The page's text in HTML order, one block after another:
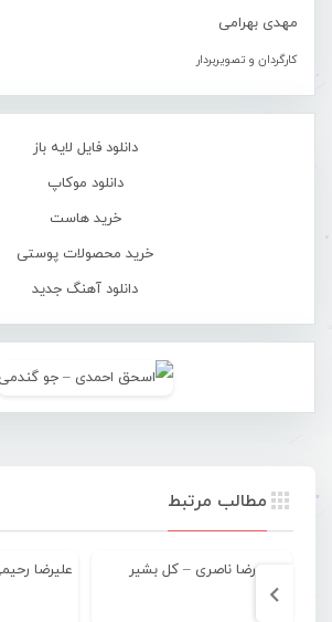
مهدی بهرامی
کارگردان و تصویربردار
دانلود فایل لایه باز
دانلود موکاپ
خرید هاست
خرید محصولات پوستی
دانلود آهنگ جدید
مطالب مرتبط
رضا ناصری – کل بشیر